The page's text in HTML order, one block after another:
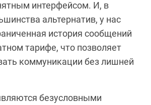
интерфейсом. И, в
альтернатив, у нас
история сообщений
тарифе, что позволяет
коммуникации без лишней
безусловными